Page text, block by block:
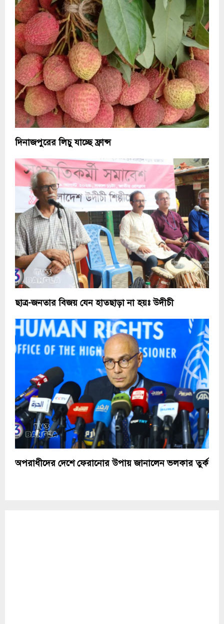
দিনাজপুরের লিচু যাচ্ছে ফ্রান্স
ছাত্র-জনতার বিজয় যেন হাতছাড়া না হয়ঃ উদীচী
অপরাধীদের দেশে ফেরানোর উপায় জানালেন ভলকার তুর্ক